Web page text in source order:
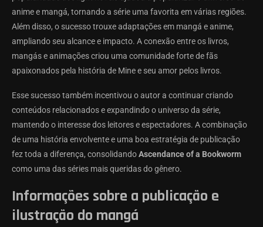
anime e mangá, tornando a série uma favorita em várias regiões.
Além disso, o sucesso trouxe adaptações em mangá e anime,
ampliando seu alcance e impacto. A conexão entre os livros,
mangás e animações criou uma comunidade forte de fãs
apaixonados pela história de Mine e seu amor pelos livros.
Esse sucesso também incentivou o autor a continuar criando
conteúdos relacionados e expandindo o universo da série,
mantendo o interesse dos leitores e espectadores. A combinação
de uma história envolvente e uma boa estratégia de publicação
fez toda a diferença, consolidandoAscendance of a Bookworm
como uma das séries mais queridas do gênero.
Informações sobre a publicação e
ilustração do mangá